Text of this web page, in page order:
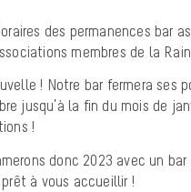
des permanences bar
membres de la
! Notre bar fermera ses
jusqu’à la fin du mois de
!
donc 2023 avec un
à vous accueillir !